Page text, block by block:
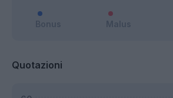
Quotazioni